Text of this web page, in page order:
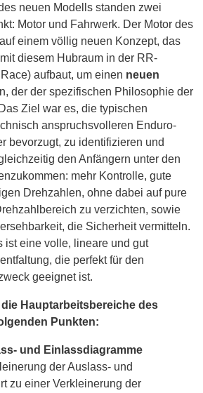
neuen Modells standen zwei
Motor und Fahrwerk. Der Motor des
einem völlig neuen Konzept, das
diesem Hubraum in der RR-
aufbaut, um einen neuen
der der spezifischen Philosophie der
Ziel war es, die typischen
anspruchsvolleren Enduro-
bevorzugt, zu identifizieren und
den Anfängern unter den
mehr Kontrolle, gute
Drehzahlen, ohne dabei auf pure
zu verzichten, sowie
die Sicherheit vermitteln.
ist eine volle, lineare und gut
die perfekt für den
geeignet ist.
die Hauptarbeitsbereiche des
Punkten:
und Einlassdiagramme
der Auslass- und
zu einer Verkleinerung der